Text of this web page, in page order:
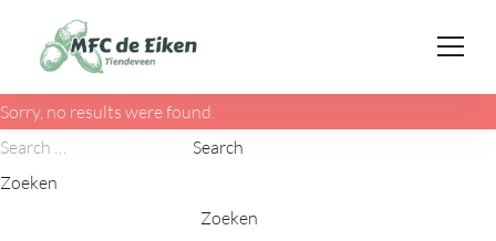
Ga naar de inhoud
Sorry, no results were found.
Search for:
Search
Zoeken
Zoeken